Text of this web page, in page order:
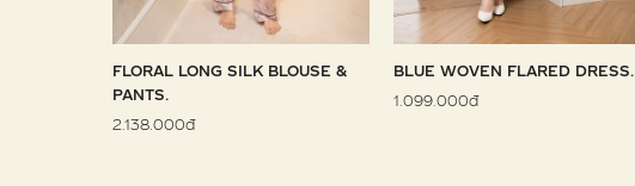
FLORAL LONG SILK BLOUSE &
PANTS.
2.138.000đ
BLUE WOVEN FLARED DRESS.
1.099.000đ